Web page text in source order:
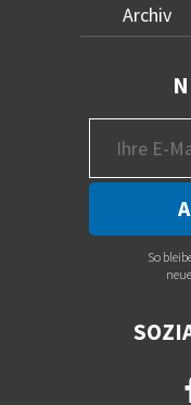
Archiv
So